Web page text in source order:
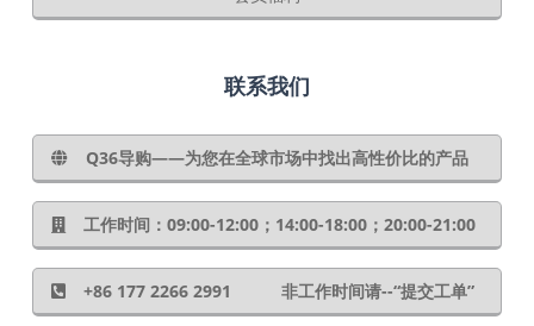
联系我们
Q36导购——为您在全球市场中找出高性价比的产品
工作时间：09:00-12:00；14:00-18:00；20:00-21:00
+86 177 2266 2991 非工作时间请--“提交工单”